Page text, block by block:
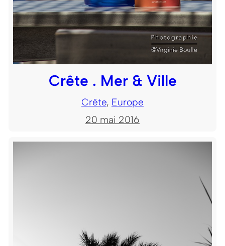
Crête . Mer & Ville
Crête, Europe
20 mai 2016